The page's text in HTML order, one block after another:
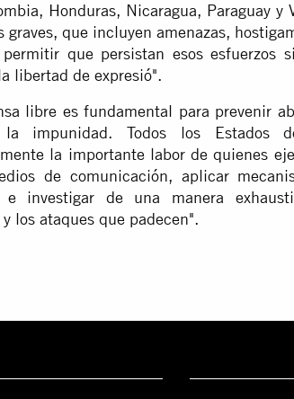
Honduras, Nicaragua, Paraguay y
graves, que incluyen amenazas,
que persistan esos esfuerzos
libertad de expresió".
libre es fundamental para prevenir
la impunidad. Todos los Estados
la importante labor de quienes
de comunicación, aplicar
e investigar de una manera
y los ataques que padecen".